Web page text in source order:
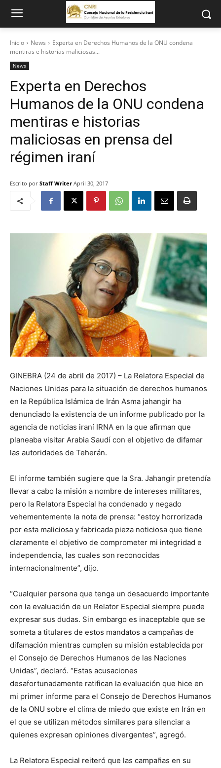
Inicio News
Experta en Derechos Humanos de la ONU condena
mentiras e historias maliciosas...
News
Experta en Derechos
Humanos de la ONU condena
mentiras e historias
maliciosas en prensa del
régimen iraní
Escrito por Staff Writer April 30, 2017
GINEBRA (24 de abril de 2017) – La Relatora Especial de
Naciones Unidas para la situación de derechos humanos
en la República Islámica de Irán Asma jahangir ha
denunciado la existencia de un informe publicado por la
agencia de noticias iraní IRNA en la que afirman que
planeaba visitar Arabia Saudí con el objetivo de difamar
las autoridades de Teherán.
El informe también sugiere que la Sra. Jahangir pretendía
llevar a cabo la misión a nombre de intereses militares,
pero la Relatora Especial ha condenado y negado
vehementemente la nota de prensa: “estoy horrorizada
por esta maliciosa y fabricada pieza noticiosa que tiene
claramente el objetivo de comprometer mi integridad e
independencia, las cuales son reconocidas
internacionalmente”, dijo.
“Cualquier persona que tenga un desacuerdo importante
con la evaluación de un Relator Especial siempre puede
expresar sus dudas. Sin embargo es inaceptable que se
someta a titulares de estos mandatos a campañas de
difamación mientras cumplen su misión establecida por
el Consejo de Derechos Humanos de las Naciones
Unidas”, declaró. “Estas acusaciones
desafortunadamente ratifican la evaluación que hice en
mi primer informe para el Consejo de Derechos Humanos
de la ONU sobre el clima de miedo que existe en Irán en
el que se utilizan métodos similares para silenciar a
quienes expresan opiniones divergentes”, agregó.
La Relatora Especial reiteró que las campañas en su